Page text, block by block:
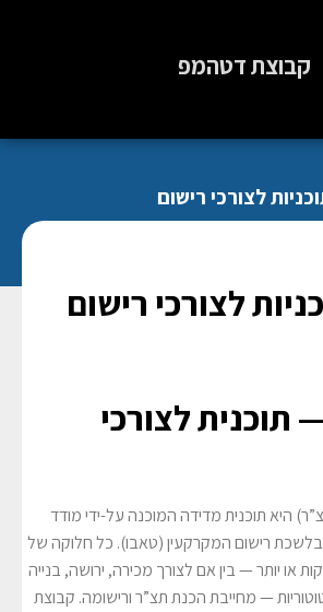
קבוצת דטהמפ
לצורכי רישום
לצורכי רישום
תוכנית לצורכי
היא תוכנית מדידה המוכנה על-ידי מודד
רישום המקרקעין (טאבו). כל חלוקה של
או יותר — בין אם לצורך מכירה, ירושה, בנייה
— מחייבת הכנת תצ”ר ורישומה. קבוצת